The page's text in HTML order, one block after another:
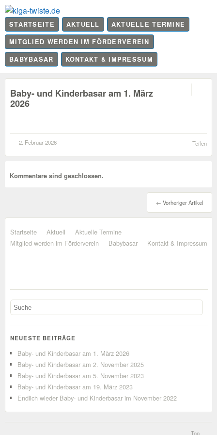
STARTSEITE AKTUELL
AKTUELLE TERMINE
MITGLIED WERDEN IM FÖRDERVEREIN
BABYBASAR
KONTAKT & IMPRESSUM
Baby- und Kinderbasar am 1. März
2026
Teilen
2. Februar 2026
Kommentare sind geschlossen.
← Vorheriger Artikel
Startseite Aktuell
Aktuelle Termine
Mitglied werden im Förderverein
Babybasar Kontakt & Impressum
NEUESTE BEITRÄGE
Baby- und Kinderbasar am 1. März 2026
Baby- und Kinderbasar am 2. November 2025
Baby- und Kinderbasar am 5. November 2023
Baby- und Kinderbasar am 19. März 2023
Endlich wieder Baby- und Kinderbasar im November 2022
Top